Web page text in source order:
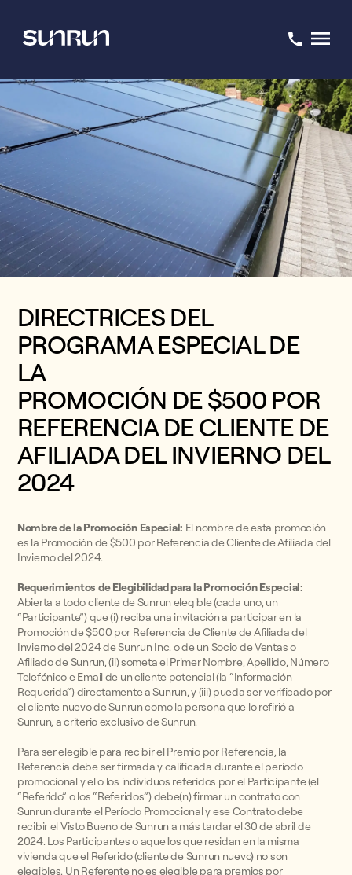
DIRECTRICES DEL
PROGRAMA ESPECIAL DE
LA
PROMOCIÓN DE $500 POR
REFERENCIA DE CLIENTE DE
AFILIADA DEL INVIERNO DEL
2024
Nombre de la Promoción Especial: El nombre de esta promoción
es la Promoción de $500 por Referencia de Cliente de Afiliada del
Invierno del 2024.
Requerimientos de Elegibilidad para la Promoción Especial:
Abierta a todo cliente de Sunrun elegible (cada uno, un
“Participante”) que (i) reciba una invitación a participar en la
Promoción de $500 por Referencia de Cliente de Afiliada del
Invierno del 2024 de Sunrun Inc. o de un Socio de Ventas o
Afiliado de Sunrun, (ii) someta el Primer Nombre, Apellido, Número
Telefónico e Email de un cliente potencial (la “Información
Requerida”) directamente a Sunrun, y (iii) pueda ser verificado por
el cliente nuevo de Sunrun como la persona que lo refirió a
Sunrun, a criterio exclusivo de Sunrun.
Para ser elegible para recibir el Premio por Referencia, la
Referencia debe ser firmada y calificada durante el período
promocional y el o los individuos referidos por el Participante (el
“Referido” o los “Referidos”) debe(n) firmar un contrato con
Sunrun durante el Período Promocional y ese Contrato debe
recibir el Visto Bueno de Sunrun a más tardar el 30 de abril de
2024. Los Participantes o aquellos que residan en la misma
vivienda que el Referido (cliente de Sunrun nuevo) no son
elegibles. Un Referente no es elegible para premios por